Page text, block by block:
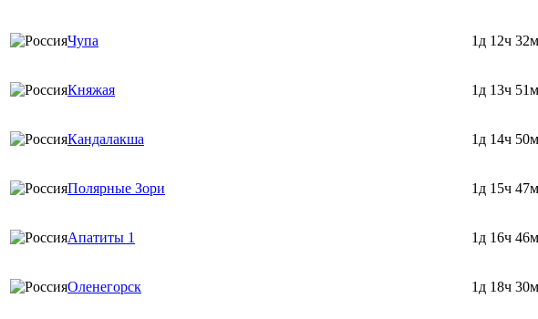
Чупа 1д 12ч 32м
Княжая 1д 13ч 51м
Кандалакша 1д 14ч 50м
Полярные Зори 1д 15ч 47м
Апатиты 1 1д 16ч 46м
Оленегорск 1д 18ч 30м